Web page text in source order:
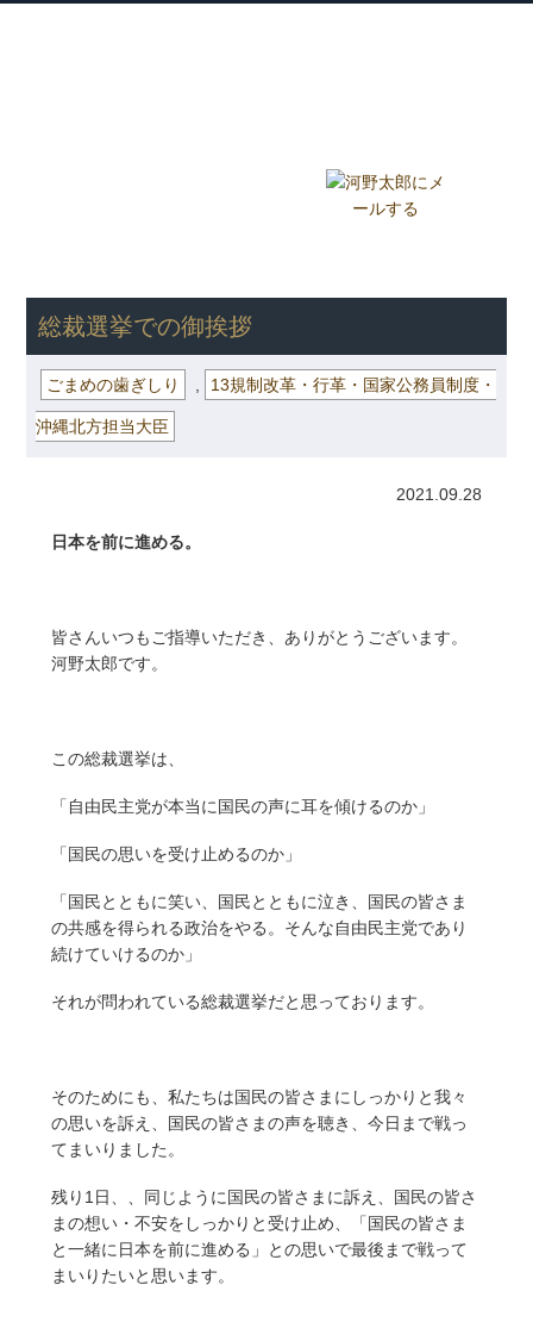
総裁選挙での御挨拶
ごまめの歯ぎしり 13規制改革・行革・国家公務員制度・
沖縄北方担当大臣
2021.09.28
日本を前に進める。
皆さんいつもご指導いただき、ありがとうございます。
河野太郎です。
この総裁選挙は、
「自由民主党が本当に国民の声に耳を傾けるのか」
「国民の思いを受け止めるのか」
「国民とともに笑い、国民とともに泣き、国民の皆さま
の共感を得られる政治をやる。そんな自由民主党であり
続けていけるのか」
それが問われている総裁選挙だと思っております。
そのためにも、私たちは国民の皆さまにしっかりと我々
の思いを訴え、国民の皆さまの声を聴き、今日まで戦っ
てまいりました。
残り1日、、同じように国民の皆さまに訴え、国民の皆さ
まの想い・不安をしっかりと受け止め、「国民の皆さま
と一緒に日本を前に進める」との思いで最後まで戦って
まいりたいと思います。